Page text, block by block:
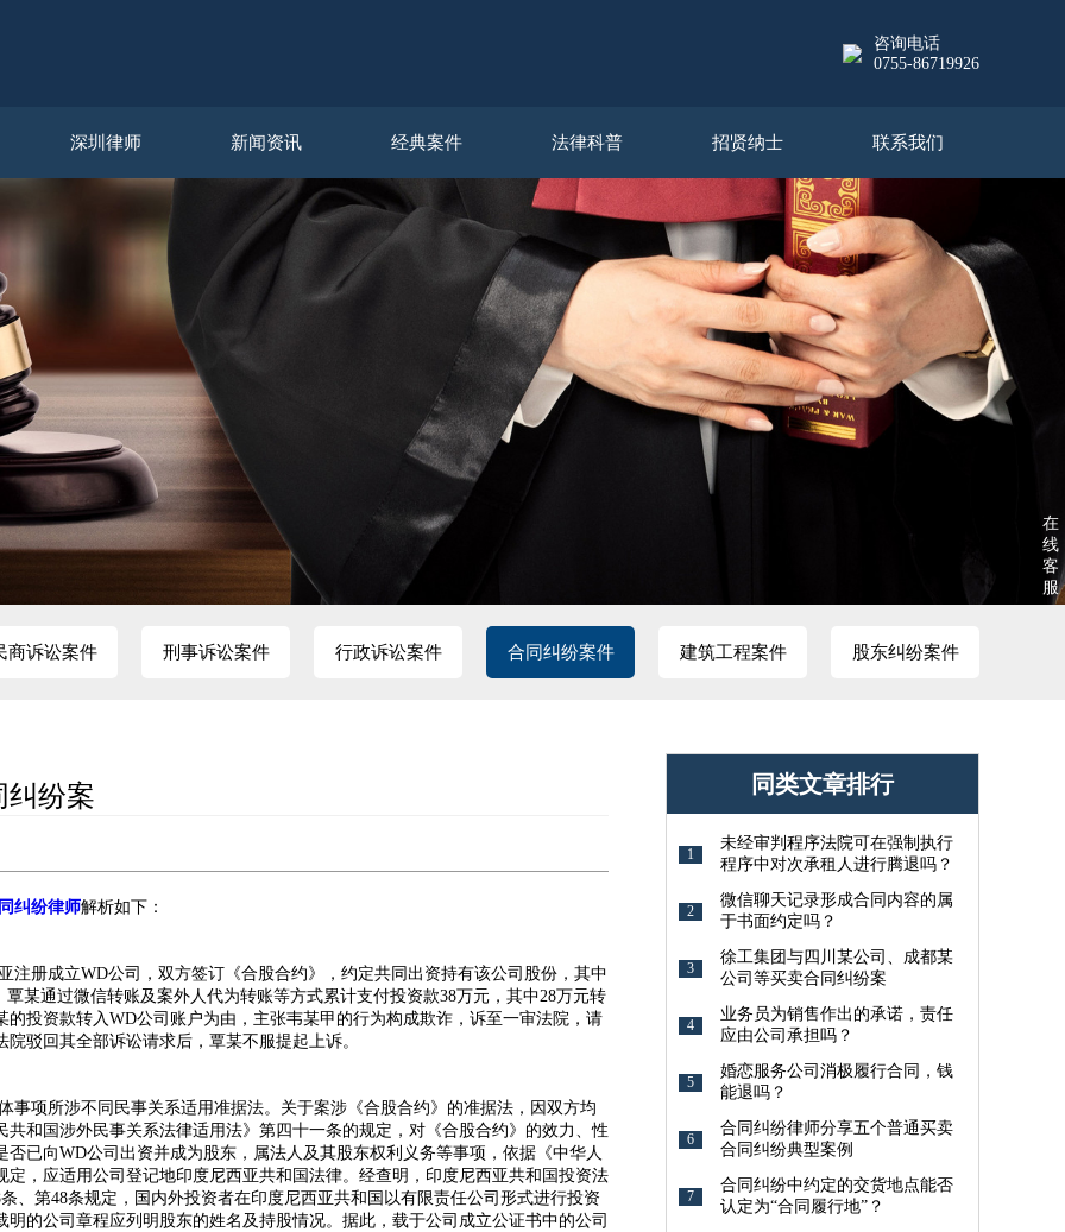
咨询电话
0755-86719926
深圳律师 新闻资讯 经典案件 法律科普 招贤纳士 联系我们
商诉讼案件 刑事诉讼案件 行政诉讼案件 合同纠纷案件 建筑工程案件 股东纠纷案件
纠纷案
纠纷律师解析如下：
注册成立WD公司，双方签订《合股合约》，约定共同出资持有该公司股份，其中
某通过微信转账及案外人代为转账等方式累计支付投资款38万元，其中28万元转
投资款转入WD公司账户为由，主张韦某甲的行为构成欺诈，诉至一审法院，请
驳回其全部诉讼请求后，覃某不服提起上诉。
事项所涉不同民事关系适用准据法。关于案涉《合股合约》的准据法，因双方均
和国涉外民事关系法律适用法》第四十一条的规定，对《合股合约》的效力、性
已向WD公司出资并成为股东，属法人及其股东权利义务等事项，依据《中华人
，应适用公司登记地印度尼西亚共和国法律。经查明，印度尼西亚共和国投资法
、第48条规定，国内外投资者在印度尼西亚共和国以有限责任公司形式进行投资
的公司章程应列明股东的姓名及持股情况。据此，载于公司成立公证书中的公司
同类文章排行
1
未经审判程序法院可在强制执行
程序中对次承租人进行腾退吗？
2
微信聊天记录形成合同内容的属
于书面约定吗？
3
徐工集团与四川某公司、成都某
公司等买卖合同纠纷案
4
业务员为销售作出的承诺，责任
应由公司承担吗？
5
婚恋服务公司消极履行合同，钱
能退吗？
6
合同纠纷律师分享五个普通买卖
合同纠纷典型案例
7
合同纠纷中约定的交货地点能否
认定为“合同履行地”？
在
线
客
服